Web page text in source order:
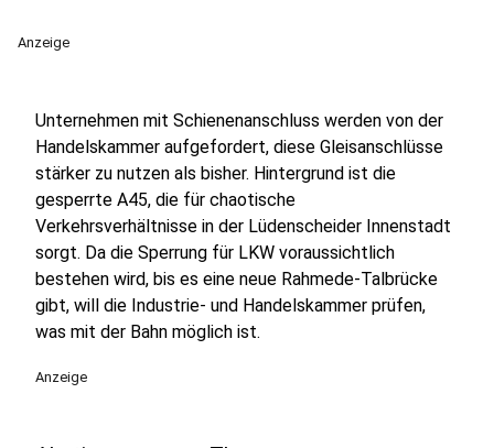
Anzeige
Unternehmen mit Schienenanschluss werden von der
Handelskammer aufgefordert, diese Gleisanschlüsse
stärker zu nutzen als bisher. Hintergrund ist die
gesperrte A45, die für chaotische
Verkehrsverhältnisse in der Lüdenscheider Innenstadt
sorgt. Da die Sperrung für LKW voraussichtlich
bestehen wird, bis es eine neue Rahmede-Talbrücke
gibt, will die Industrie- und Handelskammer prüfen,
was mit der Bahn möglich ist.
Anzeige